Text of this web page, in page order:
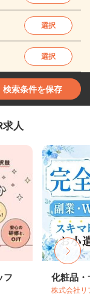
選択
選択
検索条件を保存
人
フ
化粧品・
株式会社リ